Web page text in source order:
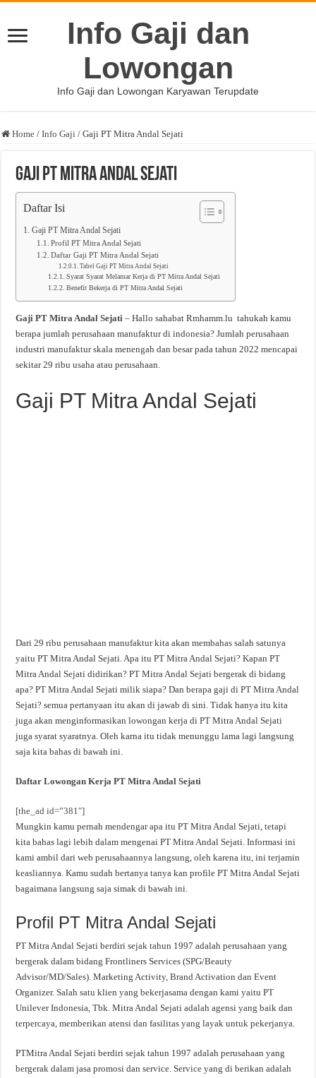
Info Gaji dan
Lowongan
Info Gaji dan Lowongan Karyawan Terupdate
Home / Info Gaji / Gaji PT Mitra Andal Sejati
Gaji PT Mitra Andal Sejati
Daftar Isi
Gaji PT Mitra Andal Sejati
Profil PT Mitra Andal Sejati
Daftar Gaji PT Mitra Andal Sejati
Tabel Gaji PT Mitra Andal Sejati
Syarat Syarat Melamar Kerja di PT Mitra Andal Sejati
Benefit Bekerja di PT Mitra Andal Sejati
Gaji PT Mitra Andal Sejati – Hallo sahabat Rmhamm.lu tahukah kamu
berapa jumlah perusahaan manufaktur di indonesia? Jumlah perusahaan
industri manufaktur skala menengah dan besar pada tahun 2022 mencapai
sekitar 29 ribu usaha atau perusahaan.
Gaji PT Mitra Andal Sejati
Dari 29 ribu perusahaan manufaktur kita akan membahas salah satunya
yaitu PT Mitra Andal Sejati. Apa itu PT Mitra Andal Sejati? Kapan PT
Mitra Andal Sejati didirikan? PT Mitra Andal Sejati bergerak di bidang
apa? PT Mitra Andal Sejati milik siapa? Dan berapa gaji di PT Mitra Andal
Sejati? semua pertanyaan itu akan di jawab di sini. Tidak hanya itu kita
juga akan menginformasikan lowongan kerja di PT Mitra Andal Sejati
juga syarat syaratnya. Oleh karna itu tidak menunggu lama lagi langsung
saja kita bahas di bawah ini.
Daftar Lowongan Kerja PT Mitra Andal Sejati
[the_ad id=”381″]
Mungkin kamu pernah mendengar apa itu PT Mitra Andal Sejati, tetapi
kita bahas lagi lebih dalam mengenai PT Mitra Andal Sejati. Informasi ini
kami ambil dari web perusahaannya langsung, oleh karena itu, ini terjamin
keasliannya. Kamu sudah bertanya tanya kan profile PT Mitra Andal Sejati
bagaimana langsung saja simak di bawah ini.
Profil PT Mitra Andal Sejati
PT Mitra Andal Sejati berdiri sejak tahun 1997 adalah perusahaan yang
bergerak dalam bidang Frontliners Services (SPG/Beauty
Advisor/MD/Sales). Marketing Activity, Brand Activation dan Event
Organizer. Salah satu klien yang bekerjasama dengan kami yaitu PT
Unilever Indonesia, Tbk. Mitra Andal Sejati adalah agensi yang baik dan
terpercaya, memberikan atensi dan fasilitas yang layak untuk pekerjanya.
PTMitra Andal Sejati berdiri sejak tahun 1997 adalah perusahaan yang
bergerak dalam jasa promosi dan service. Service yang di berikan adalah